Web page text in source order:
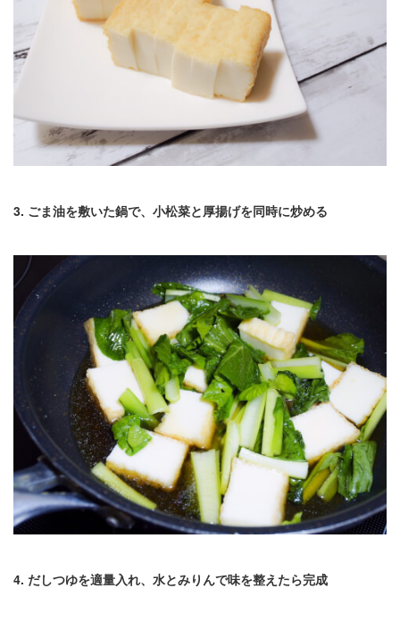
3. ごま油を敷いた鍋で、小松菜と厚揚げを同時に炒める
4. だしつゆを適量入れ、水とみりんで味を整えたら完成